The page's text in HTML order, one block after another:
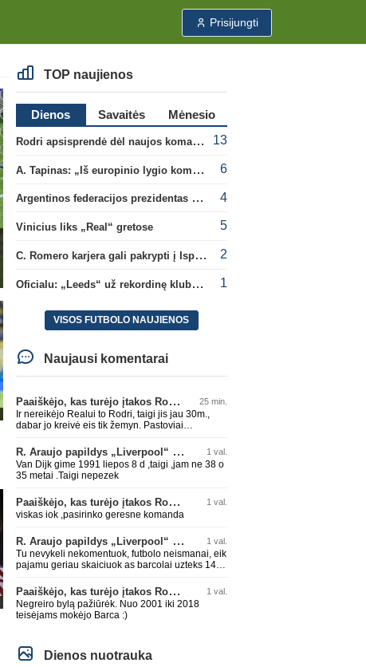
Prisijungti
TOP naujienos
Dienos Savaitės
Mėnesio
Rodri apsisprendė dėl naujos komandos
13
A. Tapinas: „Iš europinio lygio komandos gavom gerų pamokų“ 6
Argentinos federacijos prezidentas C. Tapia negailėjo pagyrų G. Infantino 4
Vinicius liks „Real“ gretose 5
C. Romero karjera gali pakrypti į Ispaniją 2
Oficialu: „Leeds“ už rekordinę klubui sumą įsigijo Anglijos rinktinės vartininką 1
VISOS FUTBOLO NAUJIENOS
Naujausi komentarai
Paaiškėjo, kas turėjo įtakos Rodri sprendimui pasirinkti Barselonos pusę 25 min.
Ir nereikėjo Realui to Rodri, taigi jis jau 30m.,
dabar jo kreivė eis tik žemyn. Pastoviai
darysis nugaros operaciją, tai kada grįš į aikštę?
Po pusės metų? Ne ne ačiū. Viskas gerai, Real
turi ir geresnių opcijų, Mauras viską sustatys į
vietas. Jeigu jis iš tikro būtų buvęs reikalingas,
ne šiaip sau paleidžia jį. Sėkmės jam Barcoje,
galės su savo korešais iš rinktinės kartu pažaisti
R. Araujo papildys „Liverpool“ klubą 1 val.
Van Dijk gime 1991 liepos 8 d ,taigi ,jam ne 38 o
35 metai .Taigi nepezek
Paaiškėjo, kas turėjo įtakos Rodri sprendimui pasirinkti Barselonos pusę 1 val.
viskas iok ,pasirinko geresne komanda
R. Araujo papildys „Liverpool“ klubą 1 val.
Tu nevykeli nekomentuok, futbolo neismanai, eik
pajamu geriau skaiciuok as barcolai uzteks 140
Paaiškėjo, kas turėjo įtakos Rodri sprendimui pasirinkti Barselonos pusę 1 val.
Negreiro bylą pažiūrėk. Nuo 2001 iki 2018
teisėjams mokėjo Barca :)
Dienos nuotrauka